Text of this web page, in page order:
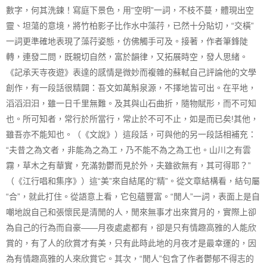
數字，何其洗鍊！寫庭下景色，用“空明”一詞，不枝不蔓，體現出空
靈、坦蕩的意境，將竹柏影子比作水中藻荇，已然十分貼切，“交橫”
一詞更準確地表現了藻荇姿態，仿佛觸手可及。接著，作者筆鋒陡
轉，連發二問，既親切自然，富於韻律，又拓展時空，發人思緒。
《記承天寺夜遊》表達的感情是微妙而複雜的蘇軾自己評論他的文學
創作，有一段話很精闢：吾文如萬斛泉源，不擇地皆可出。在平地，
滔滔汩汩，雖一日千里無難。及其與山石曲折，隨物賦形，而不可知
也。所可知者，常行於所當行，常止於不可不止，如是而已矣!其他，
雖吾亦不能知也。（《文說》）這段話，可與他的另一段話相補充：
“夫昔之為文者，非能為之為工，乃不能不為之為工也。山川之有雲
霧，草木之有華實，充滿勃鬱而見於外，夫雖欲無有，其可得耶？”
（《江行唱和集序》）這“美”來自結尾的“精”。從文章結構看，結句屬
“合”，就此打住。從語意上看，它包蘊豐富。“閒人”一詞，表面上是自
嘲地說自己和張懷民是清閒的人，閒來無事才出來賞月的，實際上卻
為自己的行為而自豪——月夜處處都有，卻是只有情趣高雅的人能欣
賞的，有了人的欣賞才有美，只有此時此地的月夜才是最幸運的，因
為有情趣高雅的人來欣賞它。其次，“閒人”包含了作者鬱郁不得志的